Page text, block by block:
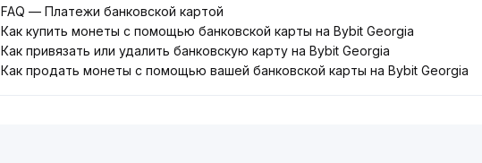
FAQ — Платежи банковской картой
Как купить монеты с помощью банковской карты на Bybit Georgia
Как привязать или удалить банковскую карту на Bybit Georgia
Как продать монеты с помощью вашей банковской карты на Bybit Georgia